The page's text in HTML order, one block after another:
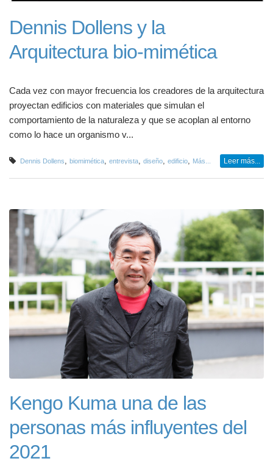
Dennis Dollens y la
Arquitectura bio-mimética
Cada vez con mayor frecuencia los creadores de la arquitectura
proyectan edificios con materiales que simulan el
comportamiento de la naturaleza y que se acoplan al entorno
como lo hace un organismo v...
Dennis Dollens biomimética entrevista diseño edificio Más... Leer más...
Kengo Kuma una de las
personas más influyentes del
2021